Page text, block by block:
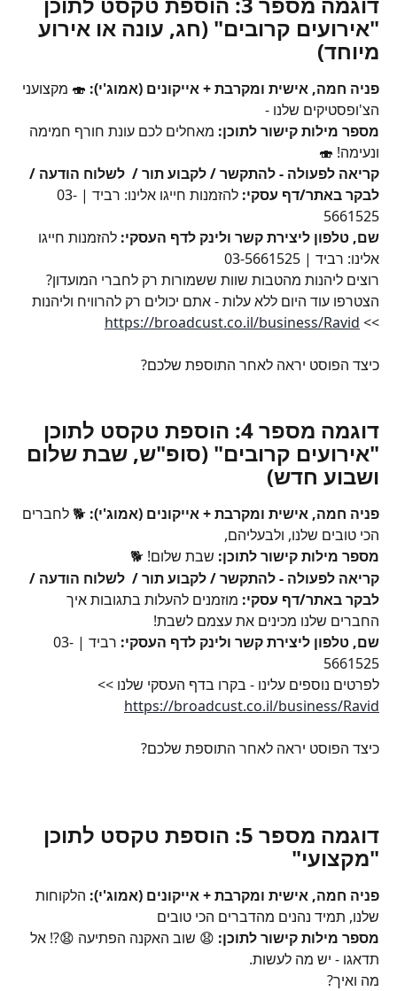
"אירועים קרובים" (חג, עונה או אירוע
מיוחד)
פניה חמה, אישית ומקרבת + אייקונים (אמוג'י): 🍣 מקצועני
הצ'ופסטיקים שלנו -
מספר מילות קישור לתוכן: מאחלים לכם עונת חורף חמימה
ונעימה! 🍣
קריאה לפעולה - להתקשר / לקבוע תור /  לשלוח הודעה /
לבקר באתר/דף עסקי:
להזמנות חייגו אלינו: רביד | 03-
5661525
שם, טלפון ליצירת קשר ולינק לדף העסקי: להזמנות חייגו
אלינו: רביד | 03-5661525
רוצים ליהנות מהטבות שוות ששמורות רק לחברי המועדון?
הצטרפו עוד היום ללא עלות - אתם יכולים רק להרוויח וליהנות
>>
https://broadcust.co.il/business/Ravid
כיצד הפוסט יראה לאחר התוספת שלכם?
דוגמה מספר 4: הוספת טקסט לתוכן
"אירועים קרובים" (סופ"ש, שבת שלום
ושבוע חדש)
פניה חמה, אישית ומקרבת + אייקונים (אמוג'י): 🐕 לחברים
הכי טובים שלנו, ולבעליהם,
מספר מילות קישור לתוכן: שבת שלום! 🐕
קריאה לפעולה - להתקשר / לקבוע תור /  לשלוח הודעה /
לבקר באתר/דף עסקי: מוזמנים להעלות בתגובות איך
החברים שלנו מכינים את עצמם לשבת!
שם, טלפון ליצירת קשר ולינק לדף העסקי:
רביד | 03-
5661525
לפרטים נוספים עלינו - בקרו בדף העסקי שלנו >>
https://broadcust.co.il/business/Ravid
כיצד הפוסט יראה לאחר התוספת שלכם?
דוגמה מספר 5: הוספת טקסט לתוכן
"מקצועי"
פניה חמה, אישית ומקרבת + אייקונים (אמוג'י): הלקוחות
שלנו, תמיד נהנים מהדברים הכי טובים
מספר מילות קישור לתוכן: 😧 שוב האקנה הפתיעה 😧?! אל
תדאגו - יש מה לעשות.
מה ואיך?